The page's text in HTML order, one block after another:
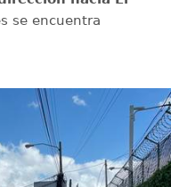
se encuentra